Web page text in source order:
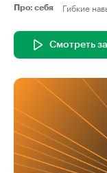
Про: себя Гибкие
Смотреть